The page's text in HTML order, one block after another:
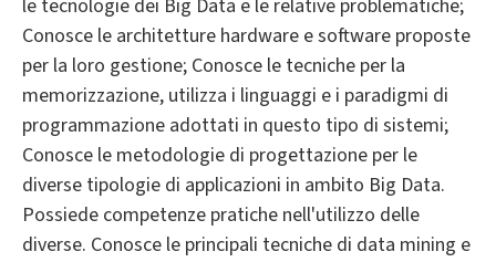
le tecnologie dei Big Data e le relative problematiche;
Conosce le architetture hardware e software proposte
per la loro gestione; Conosce le tecniche per la
memorizzazione, utilizza i linguaggi e i paradigmi di
programmazione adottati in questo tipo di sistemi;
Conosce le metodologie di progettazione per le
diverse tipologie di applicazioni in ambito Big Data.
Possiede competenze pratiche nell'utilizzo delle
diverse. Conosce le principali tecniche di data mining e